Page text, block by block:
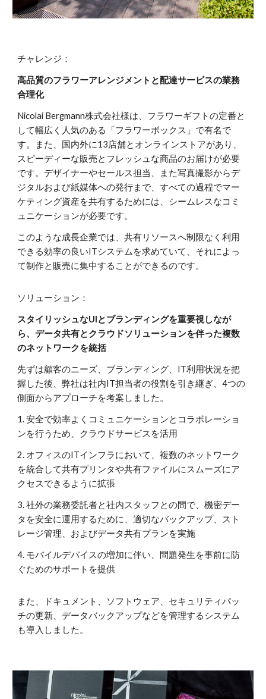
チャレンジ：
高品質のフラワーアレンジメントと配達サービスの業務
合理化
Nicolai Bergmann株式会社様は、フラワーギフトの定番と
して幅広く人気のある「フラワーボックス」で有名で
す。また、国内外に13店舗とオンラインストアがあり、
スピーディーな販売とフレッシュな商品のお届けが必要
です。デザイナーやセールス担当、また写真撮影からデ
ジタルおよび紙媒体への発行まで、すべての過程でマー
ケティング資産を共有するためには、シームレスなコミ
ュニケーションが必要です。
このような成長企業では、共有リソースへ制限なく利用
できる効率の良いITシステムを求めていて、それによっ
て制作と販売に集中することができるのです。
ソリューション：
スタイリッシュなUIとブランディングを重要視しなが
ら、データ共有とクラウドソリューションを伴った複数
のネットワークを統括
先ずは顧客のニーズ、ブランディング、IT利用状況を把
握した後、弊社は社内IT担当者の役割を引き継ぎ、4つの
側面からアプローチを考案しました。
1. 安全で効率よくコミュニケーションとコラボレーショ
ンを行うため、クラウドサービスを活用
2. オフィスのITインフラにおいて、複数のネットワーク
を統合して共有プリンタや共有ファイルにスムーズにア
クセスできるように拡張
3. 社外の業務委託者と社内スタッフとの間で、機密デー
タを安全に運用するために、適切なバックアップ、スト
レージ管理、およびデータ共有プランを実施
4. モバイルデバイスの増加に伴い、問題発生を事前に防
ぐためのサポートを提供
また、ドキュメント、ソフトウェア、セキュリティパッ
チの更新、データバックアップなどを管理するシステム
も導入しました。